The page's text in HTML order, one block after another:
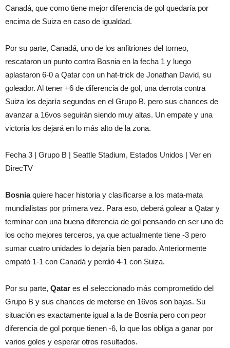
Canadá, que como tiene mejor diferencia de gol quedaría por
encima de Suiza en caso de igualdad.
Por su parte, Canadá, uno de los anfitriones del torneo,
rescataron un punto contra Bosnia en la fecha 1 y luego
aplastaron 6-0 a Qatar con un hat-trick de Jonathan David, su
goleador. Al tener +6 de diferencia de gol, una derrota contra
Suiza los dejaría segundos en el Grupo B, pero sus chances de
avanzar a 16vos seguirán siendo muy altas. Un empate y una
victoria los dejará en lo más alto de la zona.
Fecha 3 | Grupo B | Seattle Stadium, Estados Unidos | Ver en
DirecTV
Bosniaquiere hacer historia y clasificarse a los mata-mata
mundialistas por primera vez. Para eso, deberá golear a Qatar y
terminar con una buena diferencia de gol pensando en ser uno de
los ocho mejores terceros, ya que actualmente tiene -3 pero
sumar cuatro unidades lo dejaría bien parado. Anteriormente
empató 1-1 con Canadá y perdió 4-1 con Suiza.
Por su parte, Qatar es el seleccionado más comprometido del
Grupo B y sus chances de meterse en 16vos son bajas. Su
situación es exactamente igual a la de Bosnia pero con peor
diferencia de gol porque tienen -6, lo que los obliga a ganar por
varios goles y esperar otros resultados.